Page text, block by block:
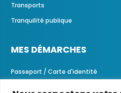
Transports
Tranquilité publique
MES DÉMARCHES
Passeport / Carte d'identité